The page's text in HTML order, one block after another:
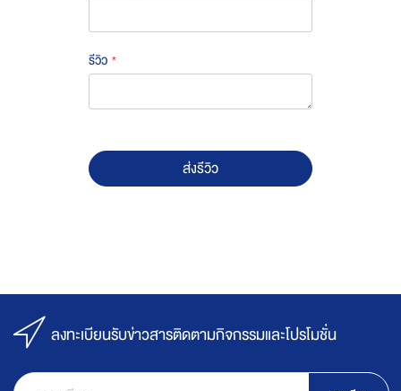
รีวิว
ส่งรีวิว
ลงทะเบียนรับข่าวสารติดตามกิจกรรมและโปรโมชั่น